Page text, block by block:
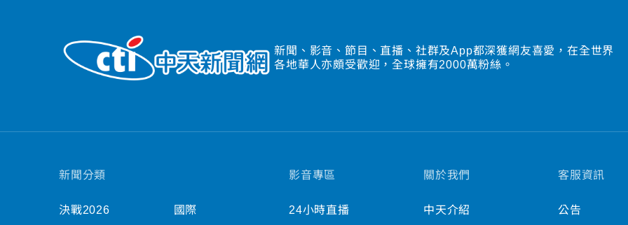
新聞、影音、節目、直播、社群及App都深獲網友喜愛，在全世界
各地華人亦頗受歡迎，全球擁有2000萬粉絲。
新聞分類
決戰2026 國際
影音專區
24小時直播
關於我們
中天介紹
客服資訊
公告